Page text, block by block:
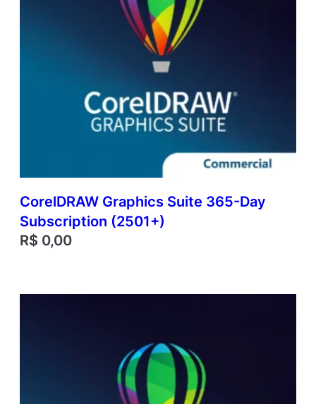
CorelDRAW Graphics Suite 365-Day
Subscription (2501+)
R$ 0,00